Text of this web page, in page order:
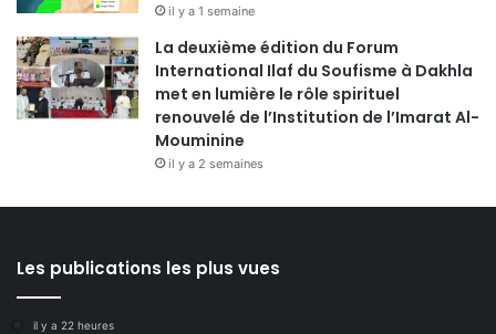
il y a 1 semaine
La deuxième édition du Forum
International Ilaf du Soufisme à Dakhla
met en lumière le rôle spirituel
renouvelé de l’Institution de l’Imarat Al-
Mouminine
il y a 2 semaines
Les publications les plus vues
il y a 22 heures